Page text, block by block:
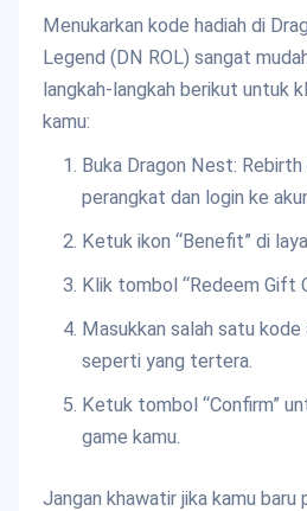
Menukarkan kode hadiah di
Legend (DN ROL) sangat
langkah-langkah berikut untuk
kamu:
Buka Dragon Nest:
perangkat dan login ke
Ketuk ikon “Benefit” di
Klik tombol “Redeem Gift
Masukkan salah satu
seperti yang tertera.
Ketuk tombol “Confirm”
game kamu.
Jangan khawatir jika kamu baru